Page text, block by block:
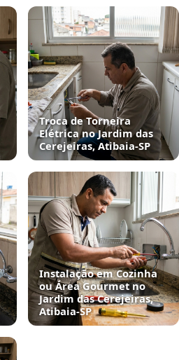
Troca de Torneira
Elétrica no Jardim das
Cerejeiras, Atibaia‑SP
Instalação em Cozinha
ou Área Gourmet no
Jardim das Cerejeiras,
Atibaia‑SP